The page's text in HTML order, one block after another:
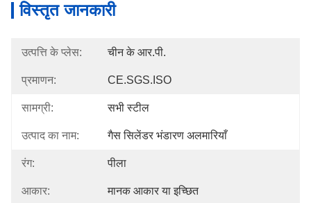
विस्तृत जानकारी
उत्पत्ति के प्लेस: चीन के आर.पी.
प्रमाणन: CE.SGS.ISO
सामग्री: सभी स्टील
उत्पाद का नाम: गैस सिलेंडर भंडारण अलमारियाँ
रंग: पीला
आकार: मानक आकार या इच्छित